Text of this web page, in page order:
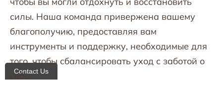
силы. Наша команда привержена вашему
благополучию, предоставляя вам
инструменты и поддержку, необходимые для
того, чтобы сбалансировать уход с заботой о
себе.
Contact Us